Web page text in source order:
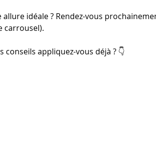
allure idéale ? Rendez-vous
carrousel).
conseils appliquez-vous déjà ? 👇